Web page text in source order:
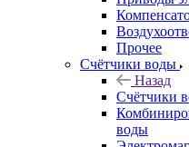
Прочее
Счётчики воды
Назад
Счётчики
воды